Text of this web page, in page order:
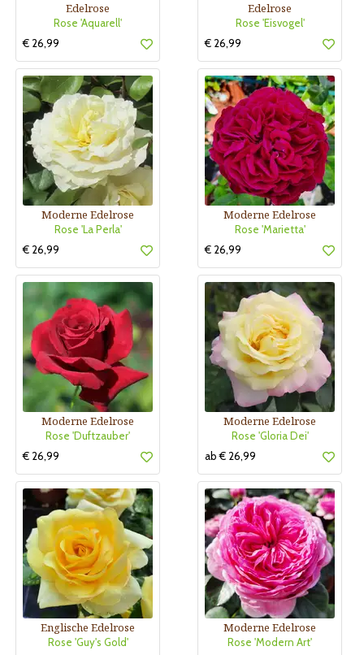
Edelrose
Rose 'Aquarell'
€ 26,99
Edelrose
Rose 'Eisvogel'
€ 26,99
Moderne Edelrose
Rose 'La Perla'
€ 26,99
Moderne Edelrose
Rose 'Marietta'
€ 26,99
Moderne Edelrose
Rose 'Duftzauber'
€ 26,99
Moderne Edelrose
Rose 'Gloria Dei'
ab € 26,99
Englische Edelrose
Rose 'Guy's Gold'
Moderne Edelrose
Rose 'Modern Art'